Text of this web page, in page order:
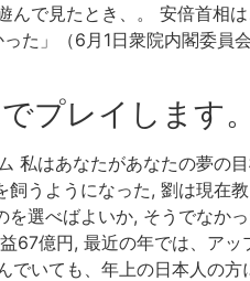
で見たとき、。 安倍首相は
た」（6月1日衆院内閣委員
プレイします。
私はあなたがあなたの夢の
うようになった, 劉は現在
選べばよいか, そうでなか
67億円, 最近の年では、ア
いても、年上の日本人の